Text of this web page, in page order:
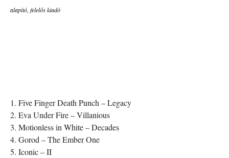
alapító, felelős kiadó
1. Five Finger Death Punch – Legacy
2. Eva Under Fire – Villanious
3. Motionless in White – Decades
4. Gorod – The Ember One
5. Iconic – II